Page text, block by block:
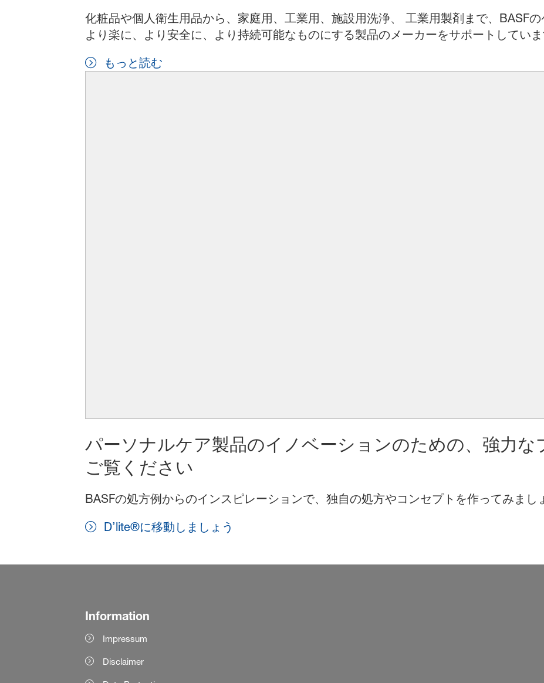
化粧品や個人衛生用品から、家庭用、工業用、施設用洗浄、 工業用製剤まで、BASF
より楽に、より安全に、より持続可能なものにする製品のメーカーをサポートしていま
もっと読む
パーソナルケア製品のイノベーションのための、強力な
ご覧ください
BASFの処方例からのインスピレーションで、独自の処方やコンセプトを作ってみまし
D’lite®に移動しましょう
Information
Impressum
Disclaimer